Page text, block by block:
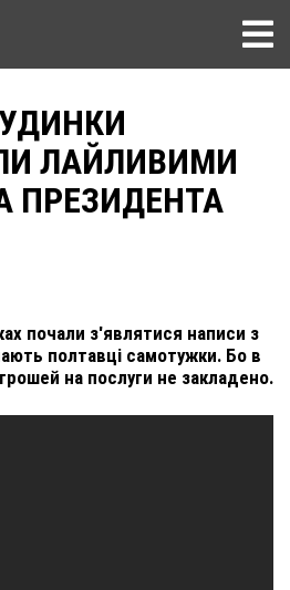
ЛАЙЛИВИМИ
ПРЕЗИДЕНТА
почали з'являтися написи з
полтавці самотужки. Бо в
на послуги не закладено.